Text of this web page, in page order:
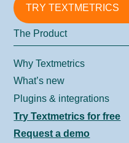
TRY TEXTMETRICS
The Product
Why Textmetrics
What’s new
Plugins & integrations
Try Textmetrics for free
Request a demo